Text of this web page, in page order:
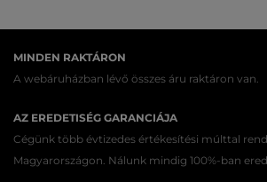
MINDEN RAKTÁRON
A webáruházban lévő összes áru raktáron van.
AZ EREDETISÉG GARANCIÁJA
Cégünk több évtizedes értékesítési múlttal
Magyarországon. Nálunk mindig 100%-ban